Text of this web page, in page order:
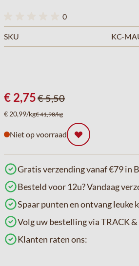
0
SKU KC-
€ 2,75€ 5,50
€ 20,99/kg€ 41,98/kg
Niet op voorraad
Gratis verzending vanaf €79 in
Besteld voor 12u? Vandaag
Spaar punten en ontvang leuke
Volg uw bestelling via TRACK &
Klanten raten ons: